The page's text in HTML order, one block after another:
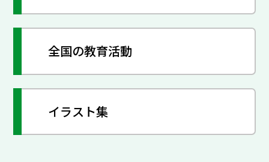
全国の教育活動
イラスト集